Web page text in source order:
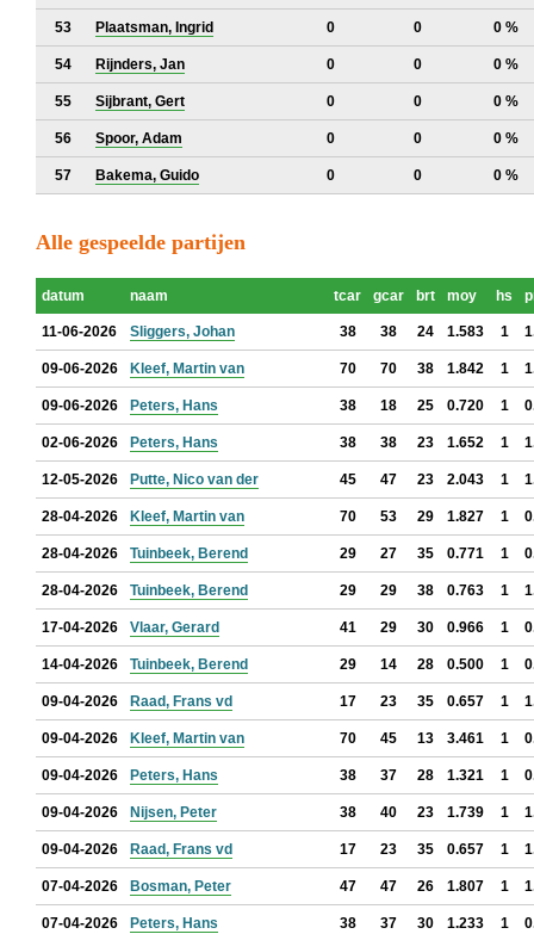
53 Plaatsman, Ingrid 0 0 0 %
54 Rijnders, Jan 0 0 0 %
55 Sijbrant, Gert 0 0 0 %
56 Spoor, Adam 0 0 0 %
57 Bakema, Guido 0 0 0 %
Alle gespeelde partijen
datum naam tcar gcar brt moy hs
11-06-2026 Sliggers, Johan 38 38 24 1.583 1
09-06-2026 Kleef, Martin van 70 70 38 1.842 1
09-06-2026 Peters, Hans 38 18 25 0.720 1
02-06-2026 Peters, Hans 38 38 23 1.652 1
12-05-2026 Putte, Nico van der 45 47 23 2.043 1
28-04-2026 Kleef, Martin van 70 53 29 1.827 1
28-04-2026 Tuinbeek, Berend 29 27 35 0.771 1
28-04-2026 Tuinbeek, Berend 29 29 38 0.763 1
17-04-2026 Vlaar, Gerard 41 29 30 0.966 1
14-04-2026 Tuinbeek, Berend 29 14 28 0.500 1
09-04-2026 Raad, Frans vd 17 23 35 0.657 1
09-04-2026 Kleef, Martin van 70 45 13 3.461 1
09-04-2026 Peters, Hans 38 37 28 1.321 1
09-04-2026 Nijsen, Peter 38 40 23 1.739 1
09-04-2026 Raad, Frans vd 17 23 35 0.657 1
07-04-2026 Bosman, Peter 47 47 26 1.807 1
07-04-2026 Peters, Hans 38 37 30 1.233 1